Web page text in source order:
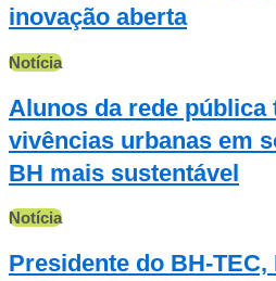
inovação aberta
Notícia
Alunos da rede pública
vivências urbanas em
BH mais sustentável
Notícia
Presidente do BH-